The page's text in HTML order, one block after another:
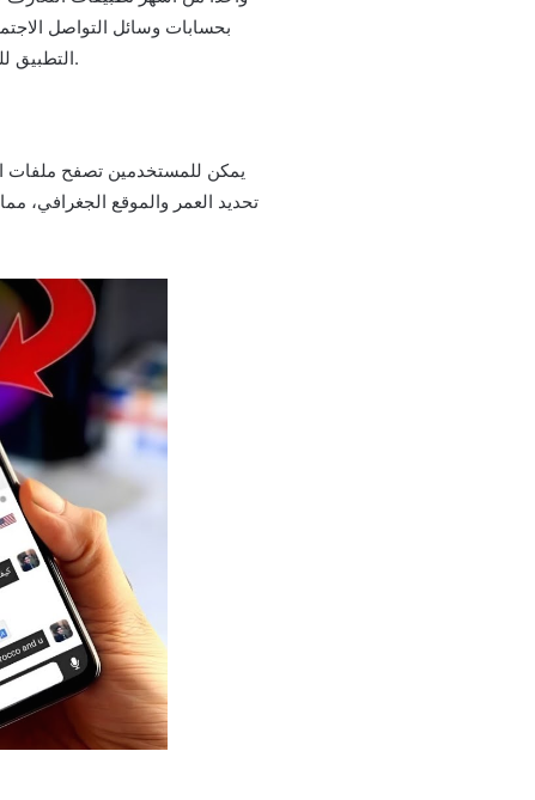
التطبيق للمستخدمين تحديد موقعهم الجغرافي وتحديد البحث بناءً على المسافة والاهتمامات الشخصية.
تحديد العمر والموقع الجغرافي،